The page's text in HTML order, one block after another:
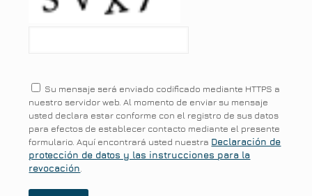
Su mensaje será enviado codificado mediante HTTPS a
nuestro servidor web. Al momento de enviar su mensaje
usted declara estar conforme con el registro de sus datos
para efectos de establecer contacto mediante el presente
formulario. Aquí encontrará usted nuestra Declaración de
protección de datos y las instrucciones para la
revocación